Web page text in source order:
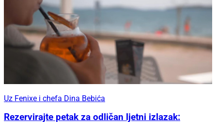
Uz Fenixe i chefa Dina Bebića
Rezervirajte petak za odličan ljetni izlazak: